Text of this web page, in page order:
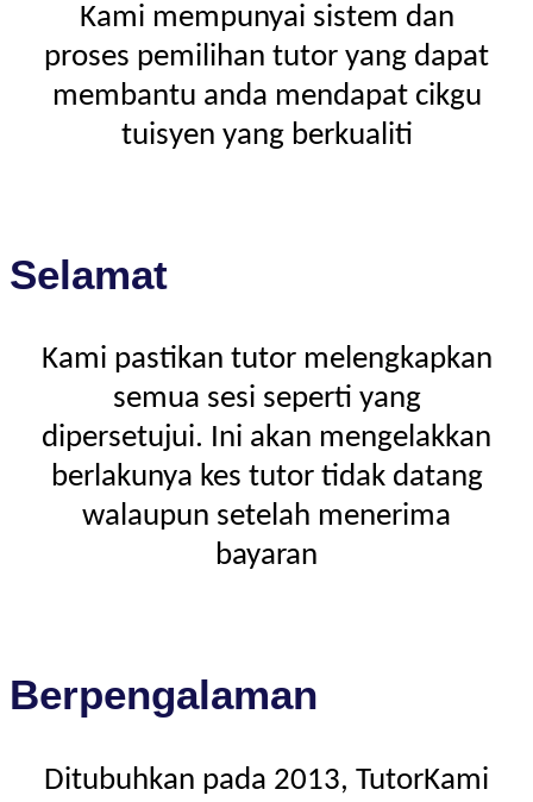
Kami mempunyai sistem dan
proses pemilihan tutor yang dapat
membantu anda mendapat cikgu
tuisyen yang berkualiti
Selamat
Kami pastikan tutor melengkapkan
semua sesi seperti yang
dipersetujui. Ini akan mengelakkan
berlakunya kes tutor tidak datang
walaupun setelah menerima
bayaran
Berpengalaman
Ditubuhkan pada 2013, TutorKami